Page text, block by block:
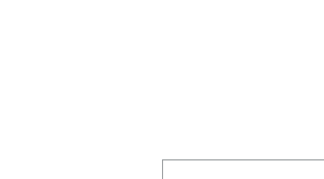
スペインやフランスで山火事が拡大